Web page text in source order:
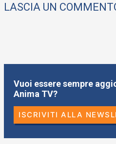
LASCIA UN
Vuoi essere sempre
Anima TV?
ISCRIVITI ALLA